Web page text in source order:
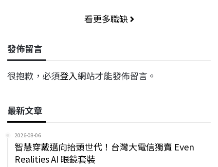
看更多職缺
發佈留言
很抱歉，必須登入網站才能發佈留言。
最新文章
2026-08-06
智慧穿戴邁向抬頭世代！台灣大電信獨賣 Even
Realities AI 眼鏡套裝